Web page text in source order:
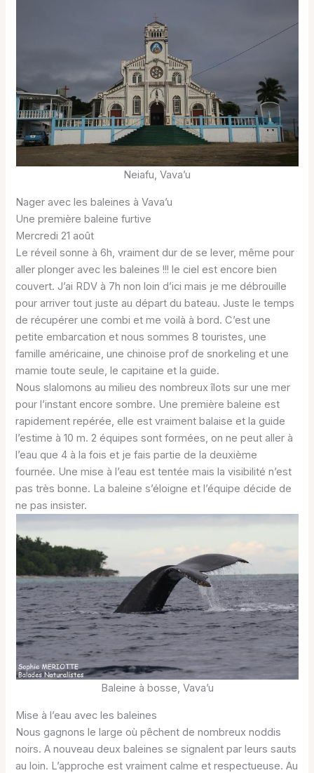
Neiafu, Vava’u
Nager avec les baleines à Vava’u
Une première baleine furtive
Mercredi 21 août
Le réveil sonne à 6h, vraiment dur de se lever, même pour
aller plonger avec les baleines !!! le ciel est encore bien
couvert. J’ai RDV à 7h non loin d’ici mais je me débrouille
pour arriver tout juste au départ du bateau. Juste le temps
de récupérer une combi et me voilà à bord. C’est une
petite embarcation et nous sommes 8 touristes, une
famille américaine, une chinoise prof de snorkeling et une
mamie toute seule, le capitaine et la guide.
Nous slalomons au milieu des nombreux îlots sur une mer
pour l’instant encore sombre. Une première baleine est
rapidement repérée, elle est vraiment balaise et la guide
l’estime à 10 m. 2 équipes sont formées, on ne peut aller à
l’eau que 4 à la fois et je fais partie de la deuxième
fournée. Une mise à l’eau est tentée mais la visibilité n’est
pas très bonne. La baleine s’éloigne et l’équipe décide de
ne pas insister.
Baleine à bosse, Vava’u
Mise à l’eau avec les baleines
Nous gagnons le large où pêchent de nombreux noddis
noirs. A nouveau deux baleines se signalent par leurs sauts
au loin. L’approche est vraiment calme et respectueuse. Au